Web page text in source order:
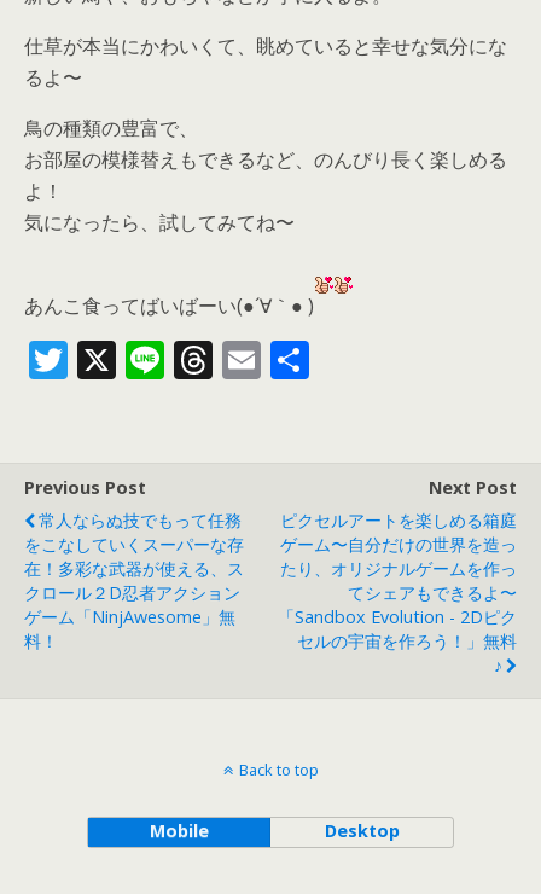
仕草が本当にかわいくて、眺めていると幸せな気分にな
るよ〜
鳥の種類の豊富で、
お部屋の模様替えもできるなど、のんびり長く楽しめる
よ！
気になったら、 試してみてね〜
あんこ食ってばいばーい(●´∀｀● )
T
er
X Li T
d
s
E
Previous Post
常人ならぬ技でもって任務
をこなしていくスーパーな存
在！多彩な武器が使える、ス
クロール２D忍者アクション
ゲーム「NinjAwesome」無
料！
Next Post
ピクセルアートを楽しめる箱庭
ゲーム〜自分だけの世界を造っ
たり、オリジナルゲームを作っ
てシェアもできるよ〜
「Sandbox Evolution - 2Dピク
セルの宇宙を作ろう！」無料
♪
Back to top
Mobile Desktop